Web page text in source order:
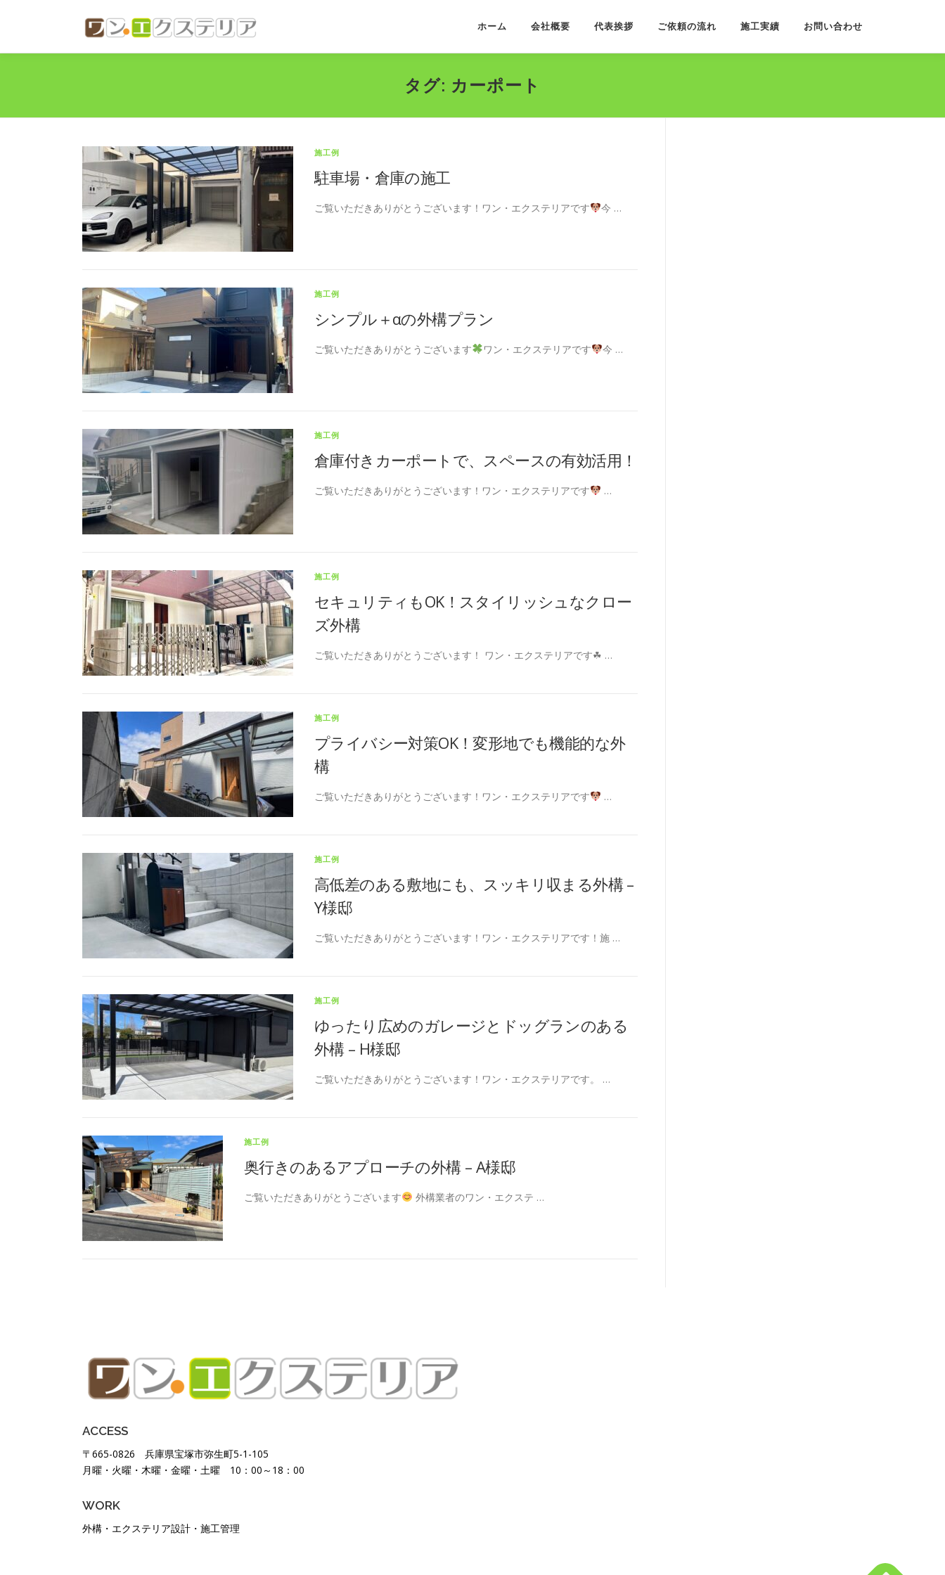
ン
キ
ホーム 会社概要 代表挨拶 ご依頼の流れ 施工実績 お問い合わせ
タグ: カーポート
施工例
駐車場・倉庫の施工
ご覧いただきありがとうございます！ワン・エクステリアです 今 …
施工例
シンプル＋αの外構プラン
ご覧いただきありがとうございます ワン・エクステリアです 今 …
施工例
倉庫付きカーポートで、スペースの有効活用！
ご覧いただきありがとうございます！ワン・エクステリアです …
施工例
セキュリティもOK！スタイリッシュなクロー
ズ外構
ご覧いただきありがとうございます！ ワン・エクステリアです☘ …
施工例
プライバシー対策OK！変形地でも機能的な外
構
ご覧いただきありがとうございます！ワン・エクステリアです …
施工例
高低差のある敷地にも、スッキリ収まる外構 –
Y様邸
ご覧いただきありがとうございます！ワン・エクステリアです！施 …
施工例
ゆったり広めのガレージとドッグランのある
外構 – H様邸
ご覧いただきありがとうございます！ワン・エクステリアです。 …
施工例
奥行きのあるアプローチの外構 – A様邸
ご覧いただきありがとうございます 外構業者のワン・エクステ …
ACCESS
〒665-0826 兵庫県宝塚市弥生町5-1-105
月曜・火曜・木曜・金曜・土曜 10：00～18：00
WORK
外構・エクステリア設計・施工管理